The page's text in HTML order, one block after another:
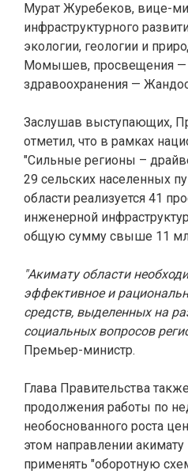
Мурат Журебеков, вице-
инфраструктурного
экологии, геологии и
Момышев, просвещения —
здравоохранения —
Заслушав выступающих,
отметил, что в рамках
"Сильные регионы –
29 сельских населенных
области реализуется 41
инженерной
общую сумму свыше 11
"Акимату области
эффективное и
средств, выделенных на
социальных вопросов
Премьер-министр.
Глава Правительства
продолжения работы по
необоснованного роста
этом направлении
применять "оборотную